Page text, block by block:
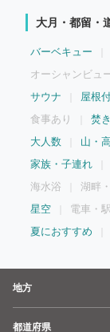
大月・都留・
バーベキュー
オーシャンビュ
サウナ
屋根
食事あり
焚
大人数
山・
家族・子連れ
海水浴
湖畔
星空
電車・
夏におすすめ
地方
都道府県